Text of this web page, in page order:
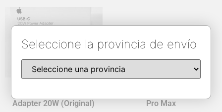
Adapter 20W (Original)
Pro Max
Seleccione la provincia de envío